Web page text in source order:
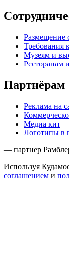
Размещение
Требования
Музеям и
Ресторанам
Партнёрам
Реклама на
Медиа кит
Логотипы в
— партнер
Используя
соглашением и